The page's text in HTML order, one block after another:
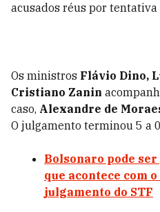
acusados réus por tentativa
Os ministros Flávio Dino,
Cristiano Zanin
caso, Alexandre de
O julgamento terminou 5 a
Bolsonaro pode
que acontece com
julgamento do STF